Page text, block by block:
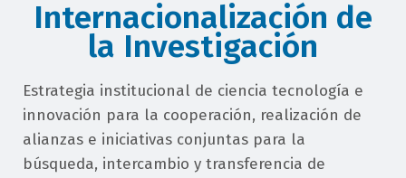
Internacionalización de
la Investigación
campo
texto
bloque
texto
Estrategia institucional de ciencia tecnología e
innovación para la cooperación, realización de
alianzas e iniciativas conjuntas para la
búsqueda, intercambio y transferencia de